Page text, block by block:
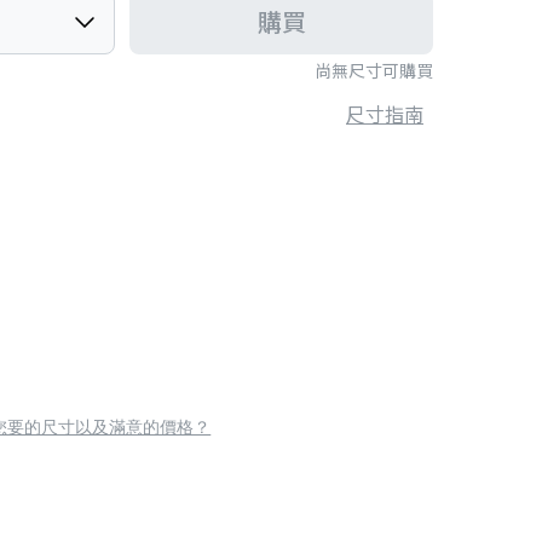
尚無尺寸可購買
購買
尺寸指南
要的尺寸以及滿意的價格？